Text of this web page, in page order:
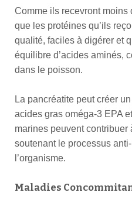
Comme ils recevront moins
que les protéines qu’ils
qualité, faciles à digérer et
équilibre d’acides aminés,
dans le poisson.
La pancréatite peut créer
acides gras oméga-3 EPA
marines peuvent contribuer
soutenant le processus
l’organisme.
Maladies